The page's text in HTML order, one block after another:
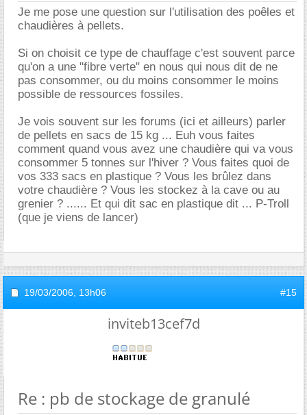
Je me pose une question sur l'utilisation des poêles et
chaudières à pellets.
Si on choisit ce type de chauffage c'est souvent parce
qu'on a une "fibre verte" en nous qui nous dit de ne
pas consommer, ou du moins consommer le moins
possible de ressources fossiles.
Je vois souvent sur les forums (ici et ailleurs) parler
de pellets en sacs de 15 kg ... Euh vous faites
comment quand vous avez une chaudière qui va vous
consommer 5 tonnes sur l'hiver ? Vous faites quoi de
vos 333 sacs en plastique ? Vous les brûlez dans
votre chaudière ? Vous les stockez à la cave ou au
grenier ? ...... Et qui dit sac en plastique dit ... P-Troll
(que je viens de lancer)
19/03/2006, 13h06 #15
inviteb13cef7d
Re : pb de stockage de granulé